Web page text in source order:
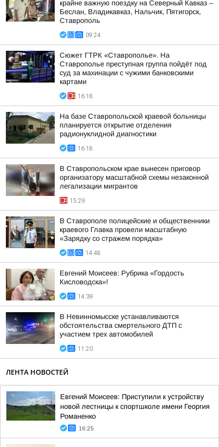
крайне важную поездку на Северный Кавказ –
Беслан, Владикавказ, Нальчик, Пятигорск,
Ставрополь
09:24
Сюжет ГТРК «Ставрополье». На
Ставрополье преступная группа пойдёт под
суд за махинации с чужими банковскими
картами
16:18
На базе Ставропольской краевой больницы
планируется открытие отделения
радионуклидной диагностики
16:18
В Ставропольском крае вынесен приговор
организатору масштабной схемы незаконной
легализации мигрантов
15:29
В Ставрополе полицейские и общественники
краевого Главка провели масштабную
«Зарядку со стражем порядка»
14:48
Евгений Моисеев: Рубрика «Гордость
Кисловодска»!
14:39
В Невинномысске устанавливаются
обстоятельства смертельного ДТП с
участием трех автомобилей
11:20
ЛЕНТА НОВОСТЕЙ
Евгений Моисеев: Приступили к устройству
новой лестницы к спортшколе имени Георгия
Романенко
16:25